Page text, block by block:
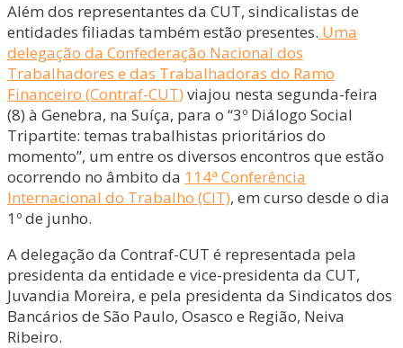
Além dos representantes da CUT, sindicalistas de
entidades filiadas também estão presentes. Uma
delegação da Confederação Nacional dos
Trabalhadores e das Trabalhadoras do Ramo
Financeiro (Contraf-CUT) viajou nesta segunda-feira
(8) à Genebra, na Suíça, para o “3º Diálogo Social
Tripartite: temas trabalhistas prioritários do
momento”, um entre os diversos encontros que estão
ocorrendo no âmbito da 114ª Conferência
Internacional do Trabalho (CIT), em curso desde o dia
1º de junho.
A delegação da Contraf-CUT é representada pela
presidenta da entidade e vice-presidenta da CUT,
Juvandia Moreira, e pela presidenta da Sindicatos dos
Bancários de São Paulo, Osasco e Região, Neiva
Ribeiro.